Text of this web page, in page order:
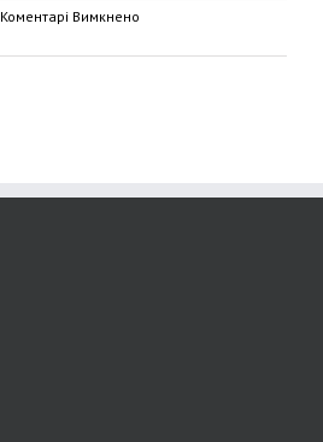
Коментарі Вимкнено
конгрес